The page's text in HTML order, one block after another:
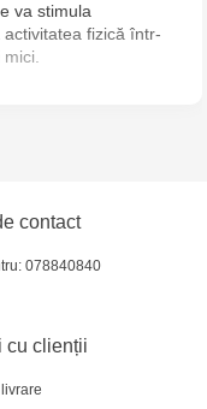
Mare, 29А
Mare, 110
va stimula
fizică într-
cu clienții
contact
078840840